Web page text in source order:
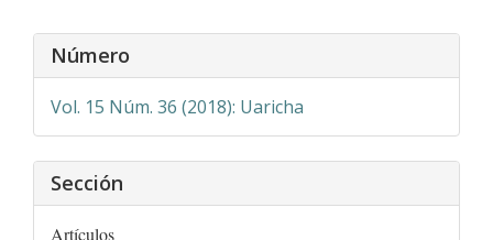
Detalles
del
Número
Vol. 15 Núm. 36 (2018): Uaricha
Sección
Artículos